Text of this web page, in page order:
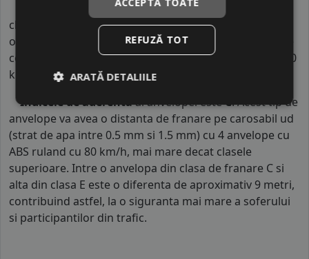
Indicele de consumesteD . Acest indice reprezinta
clasa de consum de carburant al autovehiculului. Intre
o anvelopa cu clasa B si o alta din clasa C, consumul de
combustibil creste cu aproximativ 1 litru la fiecare 1000
km parcursi.
Indicele de aderentaal anvelopei esteC. Acest tip de
anvelope va avea o distanta de franare pe carosabil ud
(strat de apa intre 0.5 mm si 1.5 mm) cu 4 anvelope cu
ABS ruland cu 80 km/h, mai mare decat clasele
superioare. Intre o anvelopa din clasa de franare C si
alta din clasa E este o diferenta de aproximativ 9 metri,
contribuind astfel, la o siguranta mai mare a soferului
si participantilor din trafic.
REFUZĂ TOT
ARATĂ DETALIILE